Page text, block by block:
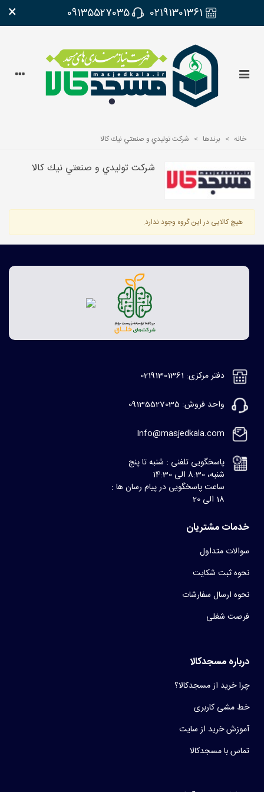
02191301361
09135527035
×
خانه > برندها > شركت توليدي و صنعتي نيك كالا
شركت توليدي و صنعتي نيك كالا
هیچ کالایی در این گروه وجود ندارد.
دفتر مرکزی: 02191301361
واحد فروش: 09135527035
Info@masjedkala.com
پاسخگویی تلفنی : شنبه تا پنج
شنبه، 8:30 الی 14:30
ساعت پاسخگویی در پیام رسان ها :
18 الی 20
خدمات مشتریان
سوالات متداول
نحوه ثبت شکایت
نحوه ارسال سفارشات
فرصت شغلی
درباره مسجدکالا
چرا خرید از مسجدکالا؟
خط مشی کاربری
آموزش خرید از سایت
تماس با مسجدکالا